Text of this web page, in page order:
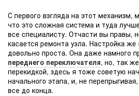
С первого взгляда на этот механизм,
что это сложная система и туда
все специалисту. Отчасти вы правы,
касается ремонта узла. Настройка же
довольно проста. Она даже намного
переднего переключателя, но, так
перекидкой, здесь я тоже советую
начального этапа, и, не
все до конца.